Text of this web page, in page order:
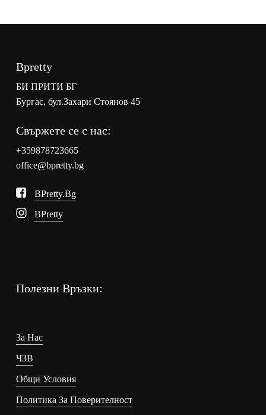
Bpretty
БИ ПРИТИ БГ
Бургас, бул.Захари Стоянов 45
Свържете се с нас:
+359878723665
office@bpretty.bg
BPretty.bg
BPretty
Полезни Връзки:
За Нас
ЧЗВ
Общи Условия
Политика За Поверителност